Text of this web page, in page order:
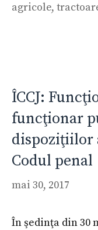
agricole,
ÎCCJ:
funcţionar
dispoziţiilor
Codul penal
mai 30, 2017
În şedinţa din 30